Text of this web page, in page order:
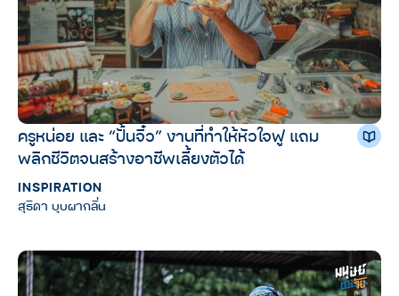
ครูหน่อย และ “ปั้นจิ๋ว” งานที่ทำให้หัวใจฟู แถม
พลิกชีวิตจนสร้างอาชีพเลี้ยงตัวได้
INSPIRATION
สุธิดา บุบผากลิ่น